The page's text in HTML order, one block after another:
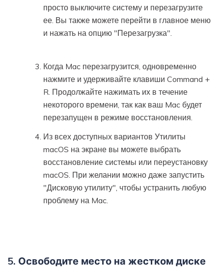
просто выключите систему и перезагрузите
ее. Вы также можете перейти в главное меню
и нажать на опцию "Перезагрузка".
Когда Mac перезагрузится, одновременно
нажмите и удерживайте клавиши Command +
R. Продолжайте нажимать их в течение
некоторого времени, так как ваш Mac будет
перезапущен в режиме восстановления.
Из всех доступных вариантов Утилиты
macOS на экране вы можете выбрать
восстановление системы или переустановку
macOS. При желании можно даже запустить
"Дисковую утилиту", чтобы устранить любую
проблему на Mac.
5. Освободите место на жестком диске